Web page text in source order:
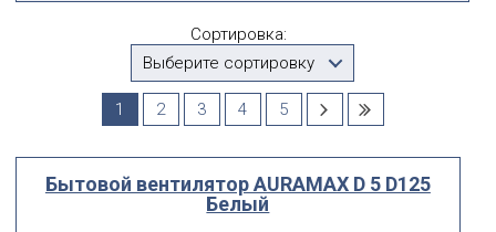
Производитель
Выберите...
Диаметр
Сортировка:
Выберите сортировку
1 2 3 4 5
Бытовой вентилятор AURAMAX D 5 D125
Белый